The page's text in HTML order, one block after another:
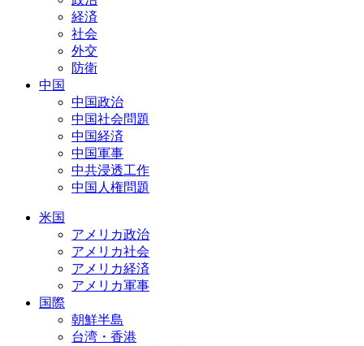
経済
社会
外交
防衛
中国
中国政治
中国社会問題
中国経済
中国軍事
中共浸透工作
中国人権問題
米国
アメリカ政治
アメリカ社会
アメリカ経済
アメリカ軍事
国際
朝鮮半島
台湾・香港